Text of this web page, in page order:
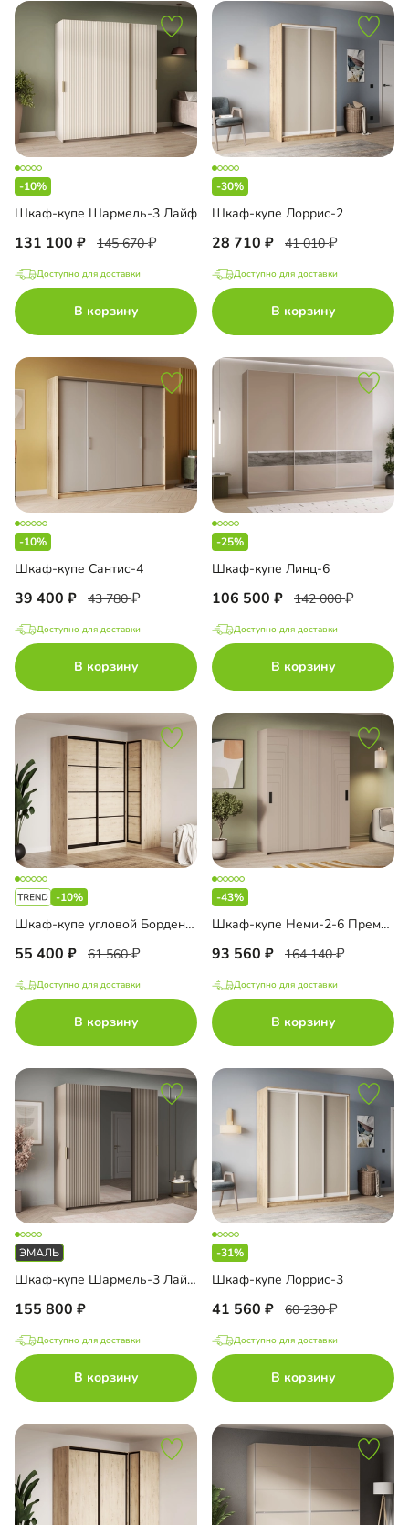
-10%
Шкаф-купе Шармель-3 Лайф
131 100 145 670
Доступно для доставки
В корзину
-30%
Шкаф-купе Лоррис-2
28 710 41 010
Доступно для доставки
В корзину
-10%
Шкаф-купе Сантис-4
39 400 43 780
Доступно для доставки
В корзину
-25%
Шкаф-купе Линц-6
106 500 142 000
Доступно для доставки
В корзину
-10%
Шкаф-купе угловой Борден-5-4 1100
55 400 61 560
Доступно для доставки
В корзину
-43%
Шкаф-купе Неми-2-6 Премиум
93 560 164 140
Доступно для доставки
В корзину
Шкаф-купе Шармель-3 Лайф Эмаль с зеркалом
155 800
Доступно для доставки
В корзину
-31%
Шкаф-купе Лоррис-3
41 560 60 230
Доступно для доставки
В корзину